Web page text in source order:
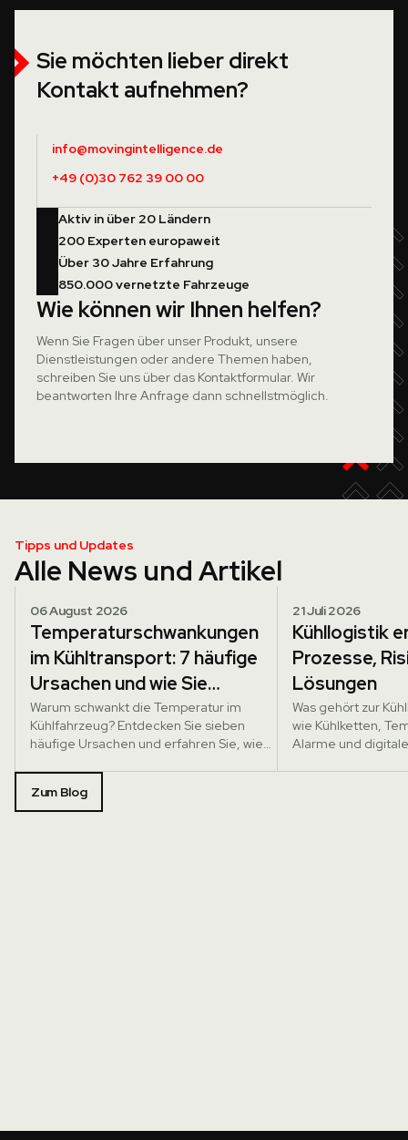
Wie können wir Ihnen helfen?
Wenn Sie Fragen über unser Produkt, unsere
Dienstleistungen oder andere Themen haben,
schreiben Sie uns über das Kontaktformular. Wir
beantworten Ihre Anfrage dann schnellstmöglich.
Sie möchten lieber direkt
Kontakt aufnehmen?
info@movingintelligence.de
+49 (0)30 762 39 00 00
Aktiv in über 20 Ländern
200 Experten europaweit
Über 30 Jahre Erfahrung
850.000 vernetzte Fahrzeuge
Tipps und Updates
Alle News und Artikel
06 August 2026
Temperaturschwankungen
im Kühltransport: 7 häufige
Ursachen und wie Sie
vorbeugen
Warum schwankt die Temperatur im
Kühlfahrzeug? Entdecken Sie sieben
häufige Ursachen und erfahren Sie, wie
21 Juli 2026
Kühllogistik
Prozesse,
Lösungen
Was gehört zur
wie Kühlketten,
Alarme und
Zum Blog